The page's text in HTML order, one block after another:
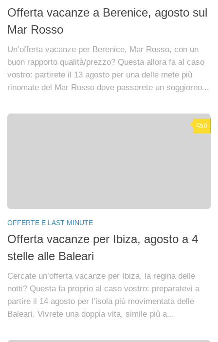
Offerta vacanze a Berenice, agosto sul
Mar Rosso
Un’offerta vacanze per Berenice, Mar Rosso, con un
buon rapporto qualità/prezzo? Questa allora fa al caso
vostro: partirete il 13 agosto per una delle mete più
rinomate del Mar Rosso dove passerete un soggiorno...
0
OFFERTE E LAST MINUTE
Offerta vacanze per Ibiza, agosto a 4
stelle alle Baleari
Cercate un’offerta vacanze per Ibiza, la regina delle
notti? Questa fa proprio al caso vostro: preparatevi a
partire il 14 agosto per l’isola più movimentata delle
Baleari. Vivrete una doppia vita, simile più a...